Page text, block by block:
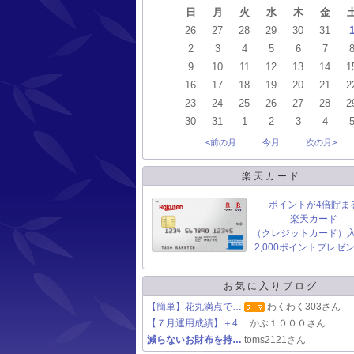
日
月 火 水 木 金
26
27 28 29 30 31
1
2
3 4 5 6 7
8
9
10 11 12 13 14
16
17 18 19 20 21
23
24 25 26 27 28
30
31 1 2 3 4 5
<前の月 今月 次の月>
楽天カード
ポイントが4倍貯ま
楽天カード
（クレジットカード）
2,000ポイントプレゼン
お気に入りブログ
【簡単】花丸満点で…
わくわく303さん
【７月運用成績】＋4… かぶ１０００さん
減らないお財布を持… toms2121さん